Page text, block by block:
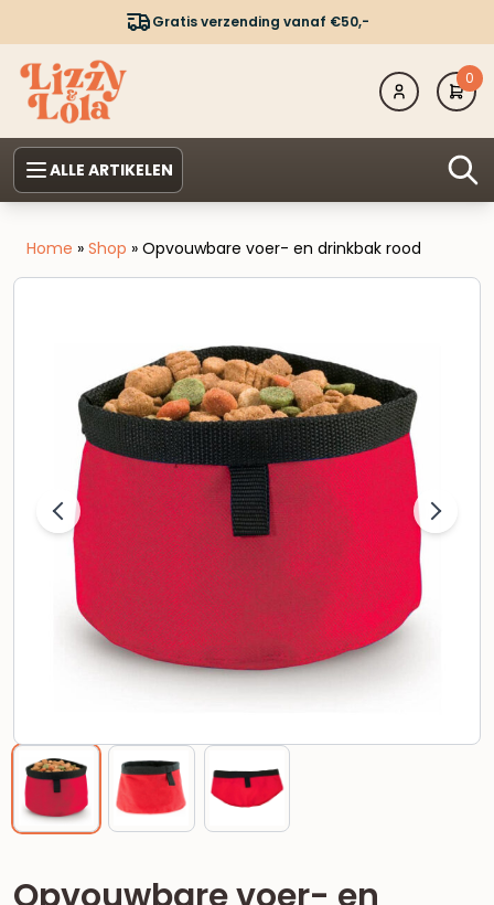
Gratis verzending vanaf €50,-
0
ALLE ARTIKELEN
Home » Shop » Opvouwbare voer- en drinkbak rood
Opvouwbare voer- en